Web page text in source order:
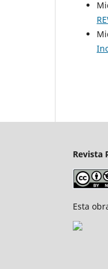
Revista
Esta